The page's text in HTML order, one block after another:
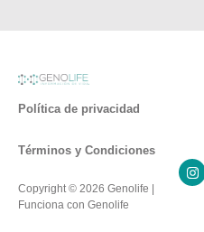
Política de privacidad
Términos y Condiciones
Copyright © 2026 Genolife |
Funciona con Genolife